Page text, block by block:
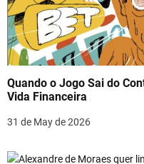
g
a
t
i
o
n
Quando o Jogo Sai do
Vida Financeira
31 de May de 2026